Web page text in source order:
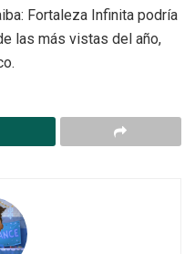
Fortaleza Infinita podría
las más vistas del año,